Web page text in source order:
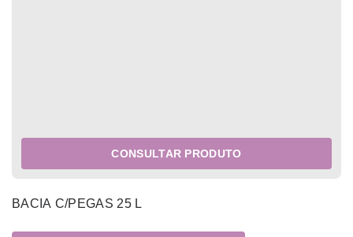
CONSULTAR PRODUTO
BACIA C/PEGAS 25 L